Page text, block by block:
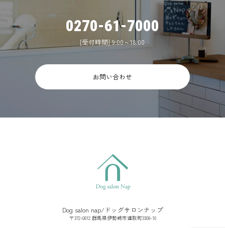
0270-61-7000
[受付時間] 9:00～18:00
お問い合わせ
Dog salon nap/ドッグサロンナップ
〒372-0812 群馬県伊勢崎市連取町3308-10